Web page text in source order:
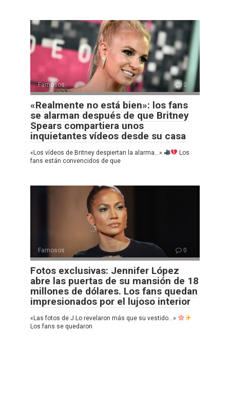
Famosos 0
«Realmente no está bien»: los fans
se alarman después de que Britney
Spears compartiera unos
inquietantes vídeos desde su casa
«Los vídeos de Britney despiertan la alarma…»
Los
fans están convencidos de que
Famosos 0
Fotos exclusivas: Jennifer López
abre las puertas de su mansión de 18
millones de dólares. Los fans quedan
impresionados por el lujoso interior
«Las fotos de J.Lo revelaron más que su vestido…»
Los fans se quedaron